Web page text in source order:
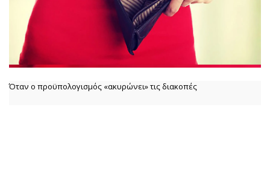
Όταν ο προϋπολογισμός «ακυρώνει» τις διακοπές